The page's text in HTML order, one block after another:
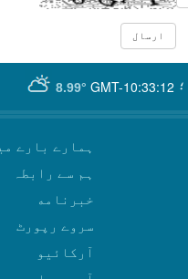
GMT-10:33:12
8.99° ؛
ہمارے بارے
ہم سے رابطہ
سروے رپورٹ
آرکائیو